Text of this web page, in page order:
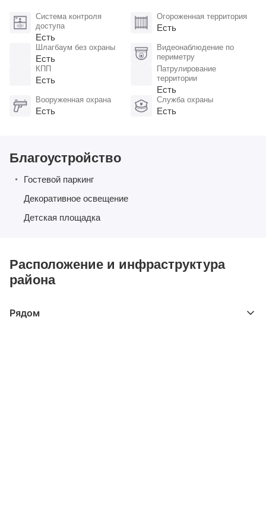
Система контроля
доступа
Есть
Огороженная территория
Есть
Шлагбаум без охраны
Есть
Видеонаблюдение по
периметру
КПП
Есть
Патрулирование
территории
Есть
Вооруженная охрана
Есть
Служба охраны
Есть
Благоустройство
Гостевой паркинг
Декоративное освещение
Детская площадка
Расположение и инфраструктура
района
Рядом